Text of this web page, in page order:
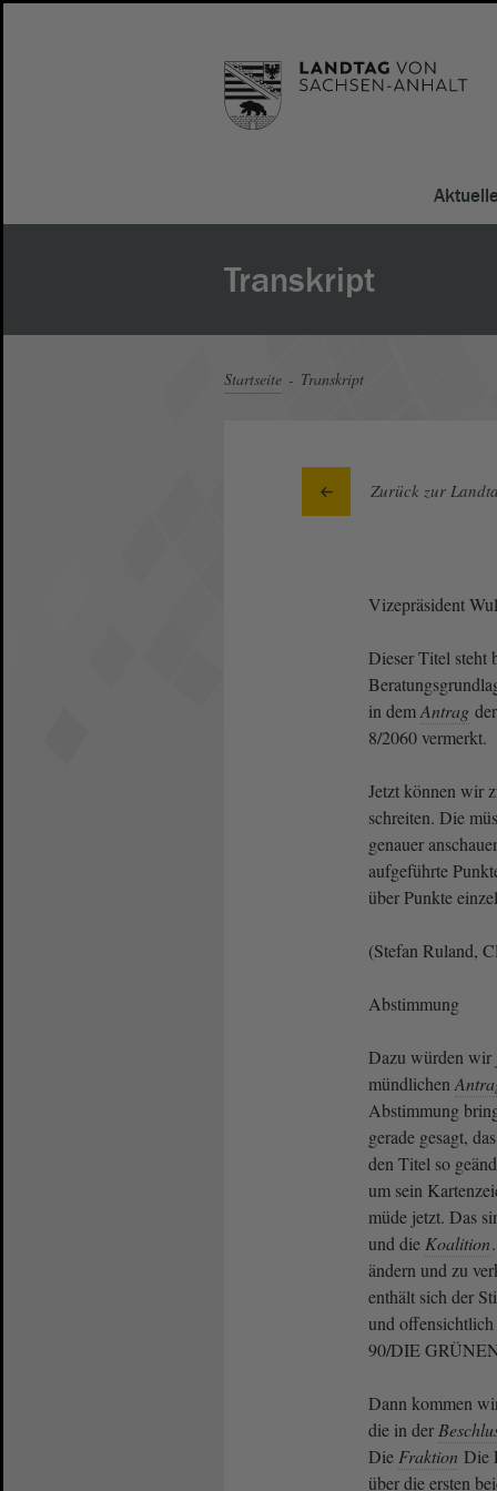
Transkript
Startseite Transkript
Zurück zur
Vizepräsident
Dieser Titel steht
in demAntrag der
8/2060 vermerkt.
Jetzt können wir
schreiten. Die
genauer
aufgeführte
über Punkte
(Stefan Ruland,
Abstimmung
Dazu würden wir
mündlichen
Abstimmung
gerade gesagt,
den Titel so
um sein
müde jetzt. Das
und die Koalition
ändern und zu
enthält sich der
und
90/DIE
Dann kommen
die in der
Die Fraktion Die
über die ersten